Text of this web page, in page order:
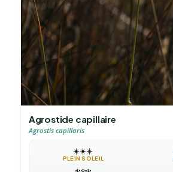
Agrostide capillaire
Agrostis capillaris
☀️☀️☀️
PLEIN SOLEIL